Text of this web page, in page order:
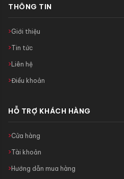
THÔNG TIN
Giới thiệu
Tin tức
Liên hệ
Điều khoản
HỖ TRỢ KHÁCH HÀNG
Cửa hàng
Tài khoản
Hướng dẫn mua hàng